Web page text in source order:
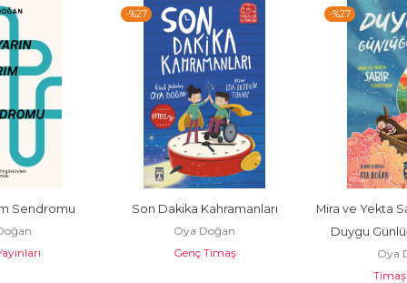
Sendromu
-%27
Son Dakika Kahramanları
Oya Doğan
Genç Timaş
-%27
Mira ve Yekta
Duygu
Oya